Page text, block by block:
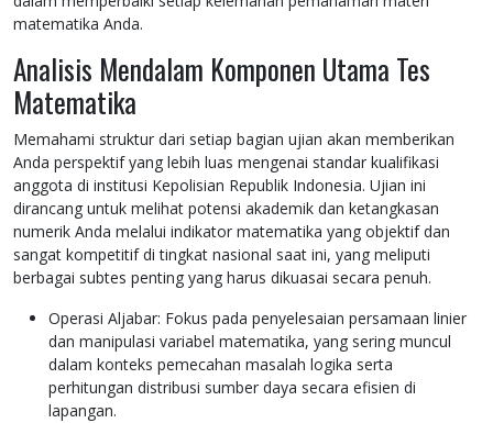
matematika Anda.
Analisis Mendalam Komponen Utama Tes
Matematika
Memahami struktur dari setiap bagian ujian akan memberikan
Anda perspektif yang lebih luas mengenai standar kualifikasi
anggota di institusi Kepolisian Republik Indonesia. Ujian ini
dirancang untuk melihat potensi akademik dan ketangkasan
numerik Anda melalui indikator matematika yang objektif dan
sangat kompetitif di tingkat nasional saat ini, yang meliputi
berbagai subtes penting yang harus dikuasai secara penuh.
Operasi Aljabar: Fokus pada penyelesaian persamaan linier
dan manipulasi variabel matematika, yang sering muncul
dalam konteks pemecahan masalah logika serta
perhitungan distribusi sumber daya secara efisien di
lapangan.